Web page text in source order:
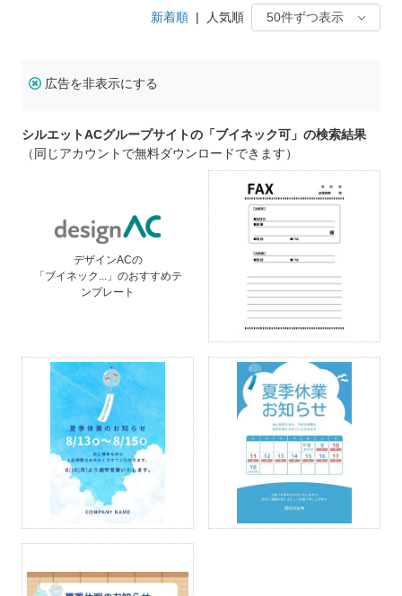
新着順 | 人気順
広告を非表示にする
シルエットACグループサイトの「ブイネック可」の検索結果
（同じアカウントで無料ダウンロードできます）
デザインACの
「ブイネック...」のおすすめテ
ンプレート